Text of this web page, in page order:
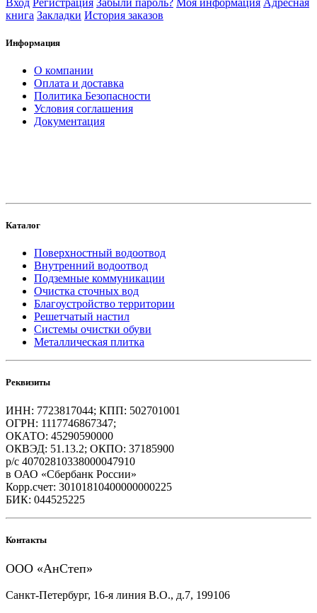
книга Закладки История заказов
Информация
О компании
Оплата и доставка
Политика Безопасности
Условия соглашения
Документация
Каталог
Поверхностный водоотвод
Внутренний водоотвод
Подземные коммуникации
Очистка сточных вод
Благоустройство территории
Решетчатый настил
Системы очистки обуви
Металлическая плитка
Реквизиты
ИНН: 7723817044; КПП: 502701001
ОГРН: 1117746867347;
ОКАТО: 45290590000
ОКВЭД: 51.13.2; ОКПО: 37185900
р/с 40702810338000047910
в ОАО «Сбербанк России»
Корр.счет: 30101810400000000225
БИК: 044525225
Контакты
ООО «АнСтеп»
Санкт-Петербург, 16-я линия В.О., д.7, 199106